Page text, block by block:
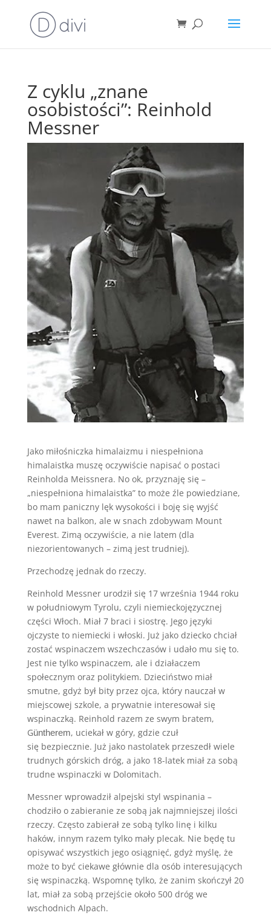
Z cyklu „znane
osobistości”: Reinhold
Messner
Jako miłośniczka himalaizmu i niespełniona
himalaistka muszę oczywiście napisać o postaci
Reinholda Meissnera. No ok, przyznaję się –
„niespełniona himalaistka” to może źle powiedziane,
bo mam paniczny lęk wysokości i boję się wyjść
nawet na balkon, ale w snach zdobywam Mount
Everest. Zimą oczywiście, a nie latem (dla
niezorientowanych – zimą jest trudniej).
Przechodzę jednak do rzeczy.
Reinhold Messner urodził się 17 września 1944 roku
w południowym Tyrolu, czyli niemieckojęzycznej
części Włoch. Miał 7 braci i siostrę. Jego języki
ojczyste to niemiecki i włoski. Już jako dziecko chciał
zostać wspinaczem wszechczasów i udało mu się to.
Jest nie tylko wspinaczem, ale i działaczem
społecznym oraz politykiem. Dzieciństwo miał
smutne, gdyż był bity przez ojca, który nauczał w
miejscowej szkole, a prywatnie interesował się
wspinaczką. Reinhold razem ze swym bratem,
Güntherem, uciekał w góry, gdzie czuł
się bezpiecznie. Już jako nastolatek przeszedł wiele
trudnych górskich dróg, a jako 18-latek miał za sobą
trudne wspinaczki w Dolomitach.
Messner wprowadził alpejski styl wspinania –
chodziło o zabieranie ze sobą jak najmniejszej ilości
rzeczy. Często zabierał ze sobą tylko linę i kilku
haków, innym razem tylko mały plecak. Nie będę tu
opisywać wszystkich jego osiągnięć, gdyż myślę, że
może to być ciekawe głównie dla osób interesujących
się wspinaczką. Wspomnę tylko, że zanim skończył 20
lat, miał za sobą przejście około 500 dróg we
wschodnich Alpach.